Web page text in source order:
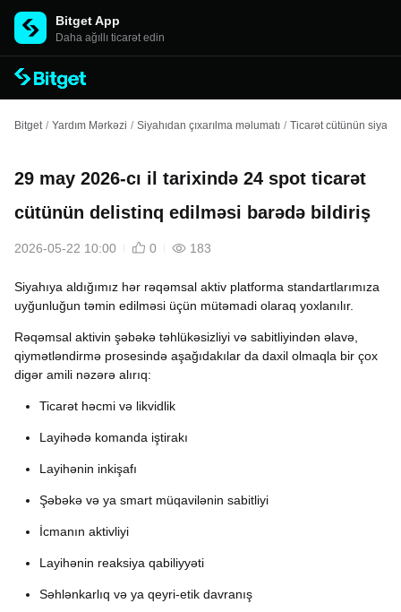
Bitget App
Daha ağıllı ticarət edin
Bitget / Yardım Mərkəzi / Siyahıdan çıxarılma məlumatı / Ticarət cütünün
29 may 2026-cı il tarixində 24 spot ticarət
cütünün delistinq edilməsi barədə bildiriş
2026-05-22 10:00 0 183
Siyahıya aldığımız hər rəqəmsal aktiv platforma standartlarımıza
uyğunluğun təmin edilməsi üçün mütəmadi olaraq yoxlanılır.
Rəqəmsal aktivin şəbəkə təhlükəsizliyi və sabitliyindən əlavə,
qiymətləndirmə prosesində aşağıdakılar da daxil olmaqla bir çox
digər amili nəzərə alırıq:
Ticarət həcmi və likvidlik
Layihədə komanda iştirakı
Layihənin inkişafı
Şəbəkə və ya smart müqavilənin sabitliyi
İcmanın aktivliyi
Layihənin reaksiya qabiliyyəti
Səhlənkarlıq və ya qeyri-etik davranış